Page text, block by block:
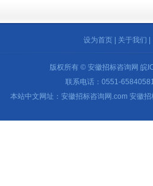
设为首页 关于我们
版权所有 © 安徽招标咨询网 皖
联系电话：0551-
本站中文网址：安徽招标咨询网.com 安徽